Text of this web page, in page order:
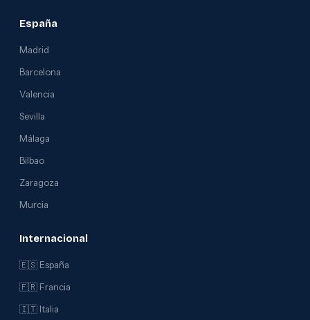
España
Madrid
Barcelona
Valencia
Sevilla
Málaga
Bilbao
Zaragoza
Murcia
Internacional
🇪🇸 España
🇫🇷 Francia
🇮🇹 Italia